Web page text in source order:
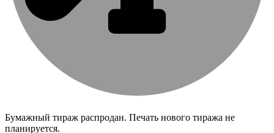
Бумажный тираж распродан. Печать нового тиража не
планируется.